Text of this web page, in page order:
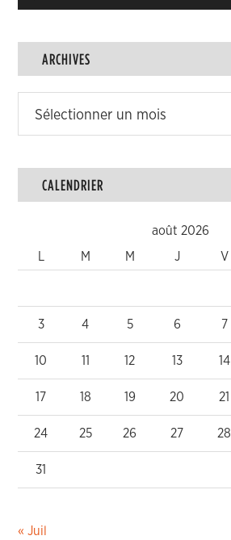
ARCHIVES
CALENDRIER
août 2026
M M J V
3 4 5 6 7
10 11 12 13 14
17 18 19 20 21
24 25 26 27 28
31
« Juil